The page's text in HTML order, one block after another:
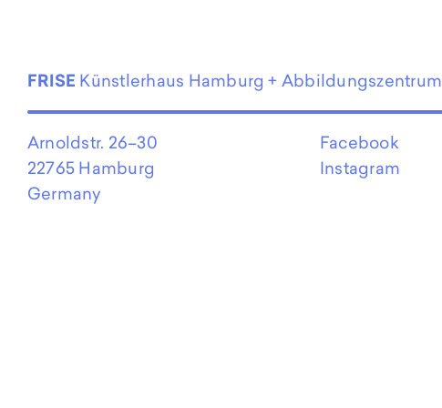
FRISE Künstlerhaus Hamburg + Abbildungszentrum
Arnoldstr. 26–30
22765 Hamburg
Germany
Facebook
Instagram